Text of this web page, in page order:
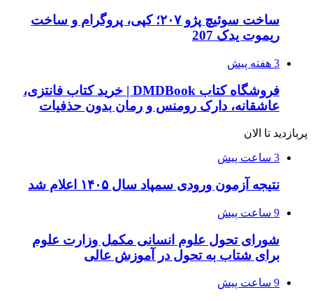
ساخت سوئیچ پژو ۲۰۷؛ کپی، پروگرام و ساخت
ریموت یدک 207
3 هفته پیش
فروشگاه کتاب DMDBook | خرید کتاب فانتزی،
عاشقانه، دارک رومنس و رمان بدون حذفیات
پربازدید تا الان
3 ساعت پیش
نتیجه آزمون ورودی سمپاد سال ۱۴۰۵ اعلام شد
9 ساعت پیش
شورای تحول علوم انسانی مکمل وزارت علوم
برای شتاب به تحول در آموزش عالی
9 ساعت پیش